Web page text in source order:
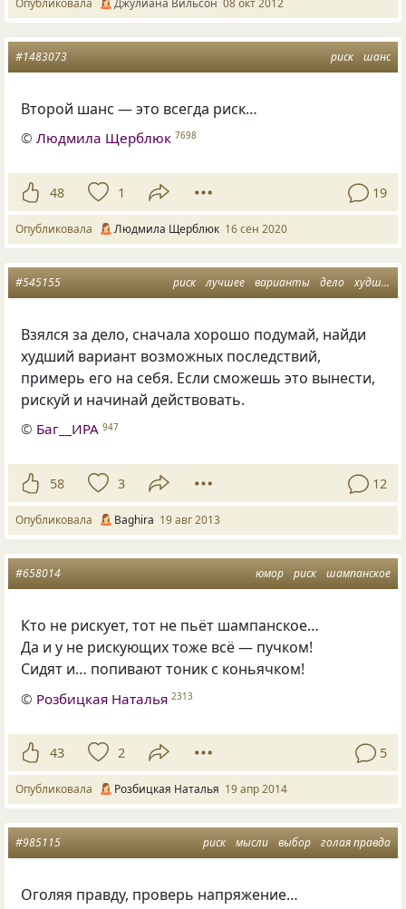
риск шанс
#1483073
Второй шанс — это всегда риск…
©Людмила Щерблюк 7698
48 1 19
Опубликовала Людмила Щерблюк 16 сен 2020
риск лучшее варианты дело худшее
#545155
Взялся за дело, сначала хорошо подумай, найди
худший вариант возможных последствий,
примерь его на себя. Если сможешь это вынести,
рискуй и начинай действовать.
© Баг__ИРА 947
58 3 12
Опубликовала Baghira 19 авг 2013
юмор риск шампанское
#658014
Кто не рискует, тот не пьёт шампанское…
Да и у не рискующих тоже всё — пучком!
Сидят и… попивают тоник с коньячком!
© Розбицкая Наталья 2313
43 2 5
Опубликовала Розбицкая Наталья 19 апр 2014
риск мысли выбор голая правда
#985115
Оголяя правду, проверь напряжение…